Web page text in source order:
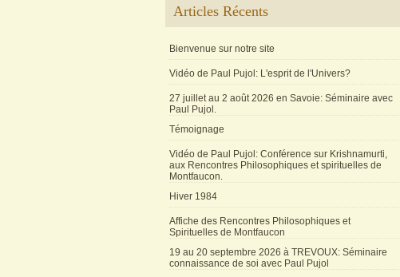
Articles Récents
Bienvenue sur notre site
Vidéo de Paul Pujol: L'esprit de l'Univers?
27 juillet au 2 août 2026 en Savoie: Séminaire avec
Paul Pujol.
Témoignage
Vidéo de Paul Pujol: Conférence sur Krishnamurti,
aux Rencontres Philosophiques et spirituelles de
Montfaucon.
Hiver 1984
Affiche des Rencontres Philosophiques et
Spirituelles de Montfaucon
19 au 20 septembre 2026 à TREVOUX: Séminaire
connaissance de soi avec Paul Pujol